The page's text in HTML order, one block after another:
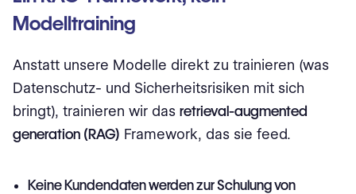
Modelltraining
Anstatt unsere Modelle direkt zu trainieren (was
Datenschutz- und Sicherheitsrisiken mit sich
bringt), trainieren wir das retrieval-augmented
generation (RAG) Framework, das sie feed.
Keine Kundendaten werden zur Schulung von